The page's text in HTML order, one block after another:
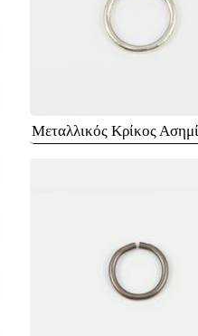
Μεταλλικός Κρίκος